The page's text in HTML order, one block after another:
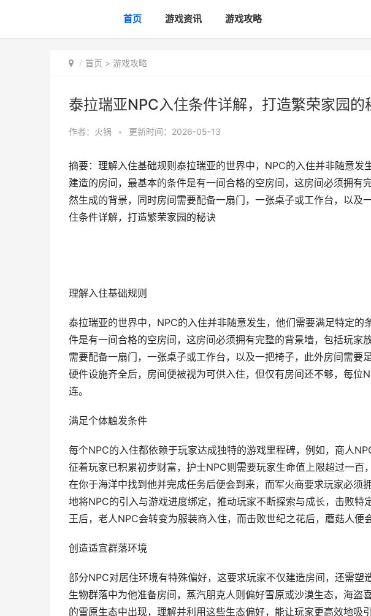
首页 游戏资讯 游戏攻略
首页 > 游戏攻略
泰拉瑞亚NPC入住条件详解，打造繁荣家园的
作者： 火锅 • 更新时间：2026-05-13
摘要：理解入住基础规则泰拉瑞亚的世界中，NPC的入住并非随意发
建造的房间，最基本的条件是有一间合格的空房间，这房间必须拥有
然生成的背景，同时房间需要配备一扇门，一张桌子或工作台，以及
住条件详解，打造繁荣家园的秘诀
理解入住基础规则
泰拉瑞亚的世界中，NPC的入住并非随意发生，他们需要满足特定的
件是有一间合格的空房间，这房间必须拥有完整的背景墙，包括玩家
需要配备一扇门，一张桌子或工作台，以及一把椅子，此外房间需要
硬件设施齐全后，房间便被视为可供入住，但仅有房间还不够，每位
连。
满足个体触发条件
每个NPC的入住都依赖于玩家达成独特的游戏里程碑，例如，商人
征着玩家已积累初步财富，护士NPC则需要玩家生命值上限超过一百
在你于海洋中找到他并完成任务后便会到来，而军火商要求玩家必须
地将NPC的引入与游戏进度绑定，推动玩家不断探索与成长，击败特
王后，老人NPC会转变为服装商入住，而击败世纪之花后，蘑菇人便
创造适宜群落环境
部分NPC对居住环境有特殊偏好，这要求玩家不仅建造房间，还需塑
生物群落中为他准备房间，蒸汽朋克人则偏好雪原或沙漠生态，海盗
的雪原生态中出现，理解并利用这些生态偏好，能让玩家更高效地吸